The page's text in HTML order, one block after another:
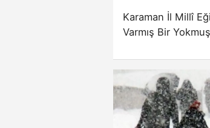
Karaman İl Millî
Varmış Bir